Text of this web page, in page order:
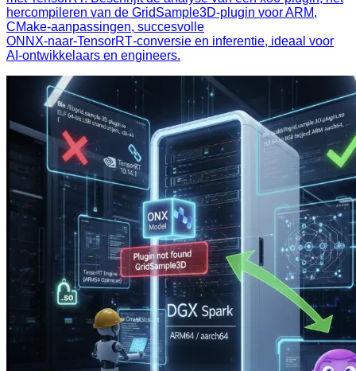
hercompileren van de GridSample3D‑plugin voor ARM,
CMake‑aanpassingen, succesvolle
ONNX‑naar‑TensorRT‑conversie en inferentie, ideaal voor
AI‑ontwikkelaars en engineers.